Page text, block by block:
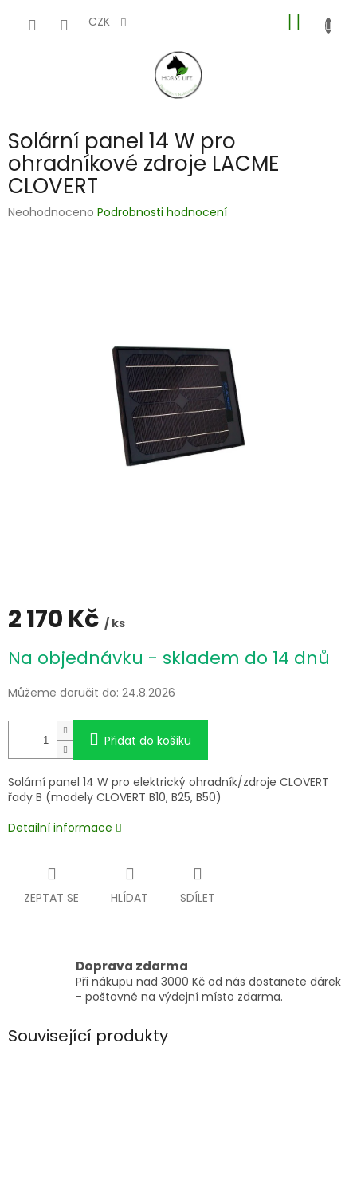
CZK
KOŠÍK
Solární panel 14 W pro
ohradníkové zdroje LACME
CLOVERT
Průměrné
Neohodnoceno Podrobnosti hodnocení
2 170 Kč / ks
cena:
Na objednávku - skladem do 14 dnů
Můžeme doručit do: 24.8.2026
Přidat do košíku
Solární panel 14 W pro elektrický ohradník/zdroje CLOVERT
řady B (modely CLOVERT B10, B25, B50)
Detailní informace
ZEPTAT SE HLÍDAT SDÍLET
Doprava zdarma
Při nákupu nad 3000 Kč od nás dostanete dárek
- poštovné na výdejní místo zdarma.
Související produkty